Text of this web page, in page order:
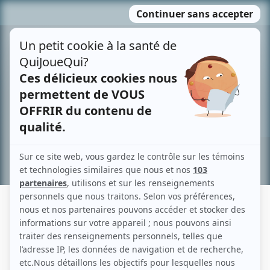
MENU
contenu
Recherche avancée »
ULLA MORELAND
Liens
Fiche de Ulla Moreland sur Showbizz.net